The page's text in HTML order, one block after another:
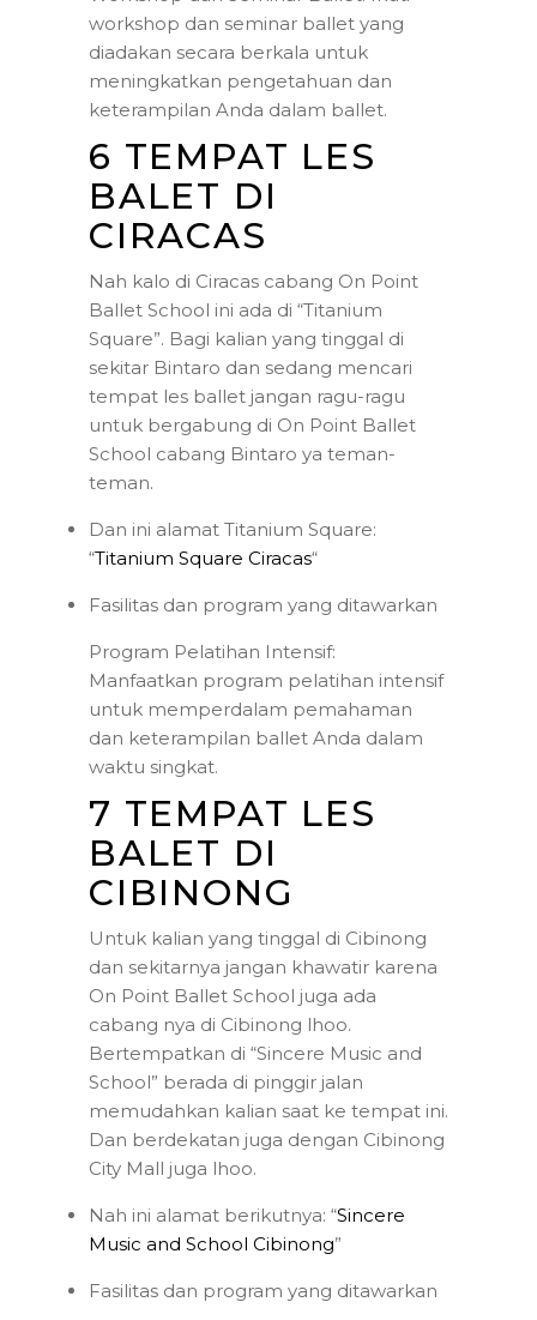
workshop dan seminar ballet yang
diadakan secara berkala untuk
meningkatkan pengetahuan dan
keterampilan Anda dalam ballet.
6 TEMPAT LES
BALET DI
CIRACAS
Nah kalo di Ciracas cabang On Point
Ballet School ini ada di “Titanium
Square”. Bagi kalian yang tinggal di
sekitar Bintaro dan sedang mencari
tempat les ballet jangan ragu-ragu
untuk bergabung di On Point Ballet
School cabang Bintaro ya teman-
teman.
Dan ini alamat Titanium Square:
“Titanium Square Ciracas“
Fasilitas dan program yang ditawarkan
Program Pelatihan Intensif:
Manfaatkan program pelatihan intensif
untuk memperdalam pemahaman
dan keterampilan ballet Anda dalam
waktu singkat.
7 TEMPAT LES
BALET DI
CIBINONG
Untuk kalian yang tinggal di Cibinong
dan sekitarnya jangan khawatir karena
On Point Ballet School juga ada
cabang nya di Cibinong lhoo.
Bertempatkan di “Sincere Music and
School” berada di pinggir jalan
memudahkan kalian saat ke tempat ini.
Dan berdekatan juga dengan Cibinong
City Mall juga lhoo.
Nah ini alamat berikutnya: “Sincere
Music and School Cibinong”
Fasilitas dan program yang ditawarkan